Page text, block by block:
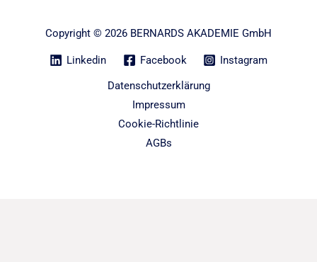
Copyright © 2026 BERNARDS AKADEMIE GmbH
Linkedin Facebook
Instagram
Datenschutzerklärung
Impressum
Cookie-Richtlinie
AGBs